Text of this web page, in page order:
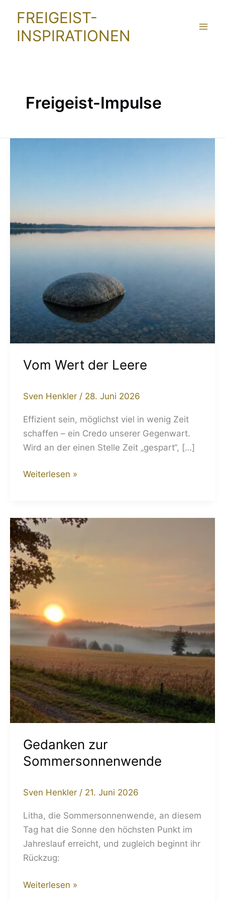
Inhalt
springen
FREIGEIST-
INSPIRATIONEN
Freigeist-Impulse
Vom Wert der Leere
Sven Henkler / 28. Juni 2026
Effizient sein, möglichst viel in wenig Zeit
schaffen – ein Credo unserer Gegenwart.
Wird an der einen Stelle Zeit „gespart“, […]
Weiterlesen »
Gedanken zur
Sommersonnenwende
Sven Henkler / 21. Juni 2026
Litha, die Sommersonnenwende, an diesem
Tag hat die Sonne den höchsten Punkt im
Jahreslauf erreicht, und zugleich beginnt ihr
Rückzug:
Gedanken
zur
Sommersonnenwende
Weiterlesen »